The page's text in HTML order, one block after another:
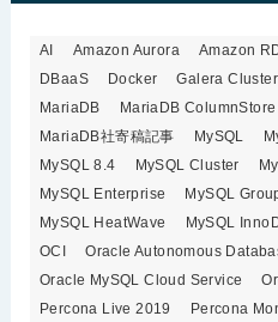
AI Amazon Aurora Amazon
DBaaS
Docker Galera Cluster
MariaDB
MariaDB ColumnStore
MariaDB社寄稿記事
MySQL
MySQL 8.4
MySQL Cluster
MySQL Enterprise
MySQL
MySQL HeatWave
MySQL
OCI
Oracle Autonomous
Oracle MySQL Cloud Service
Percona Live 2019
Percona